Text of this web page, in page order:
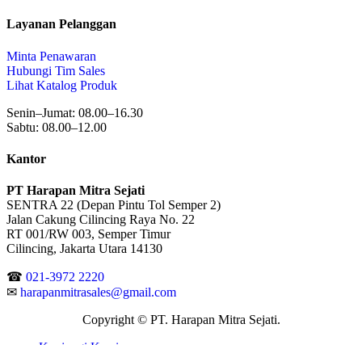
Layanan Pelanggan
Minta Penawaran
Hubungi Tim Sales
Lihat Katalog Produk
Senin–Jumat: 08.00–16.30
Sabtu: 08.00–12.00
Kantor
PT Harapan Mitra Sejati
SENTRA 22 (Depan Pintu Tol Semper 2)
Jalan Cakung Cilincing Raya No. 22
RT 001/RW 003, Semper Timur
Cilincing, Jakarta Utara 14130
☎ 021-3972 2220
✉ harapanmitrasales@gmail.com
Copyright © PT. Harapan Mitra Sejati.